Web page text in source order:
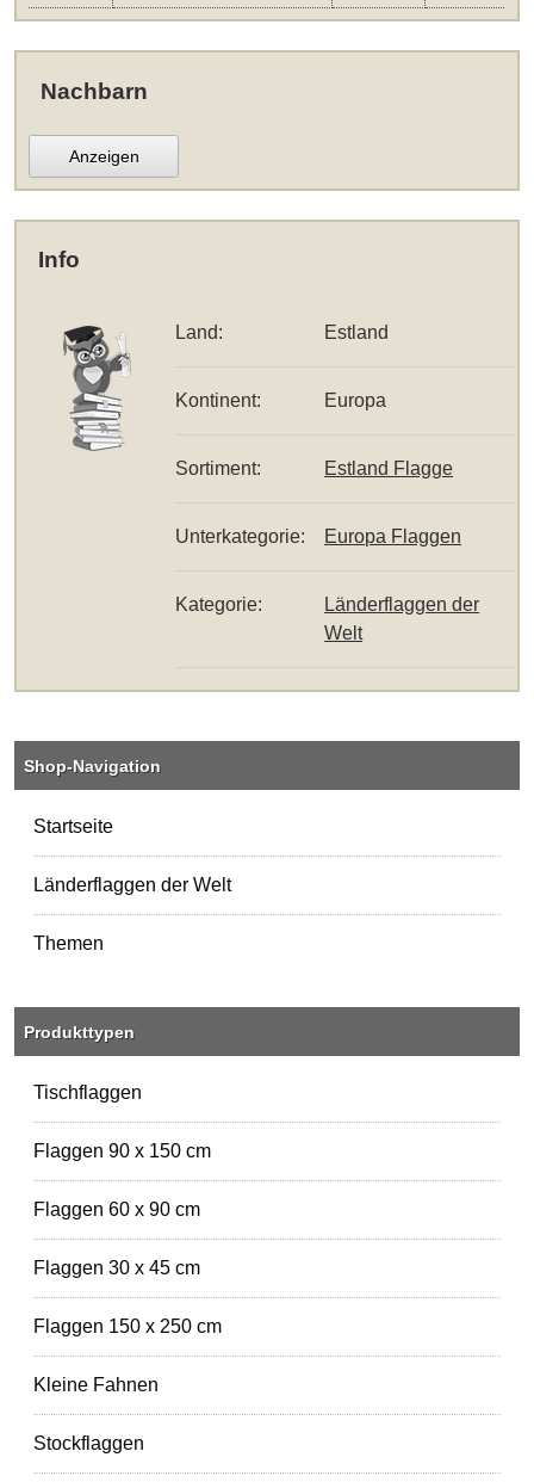
Nachbarn
Anzeigen
Info
Land: Estland
Kontinent: Europa
Sortiment: Estland Flagge
Unterkategorie: Europa Flaggen
Kategorie:
Länderflaggen der
Welt
Shop-Navigation
Startseite
Länderflaggen der Welt
Themen
Produkttypen
Tischflaggen
Flaggen 90 x 150 cm
Flaggen 60 x 90 cm
Flaggen 30 x 45 cm
Flaggen 150 x 250 cm
Kleine Fahnen
Stockflaggen